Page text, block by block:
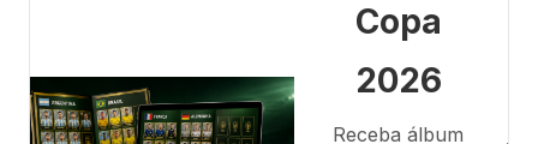
Copa
2026
Receba álbum